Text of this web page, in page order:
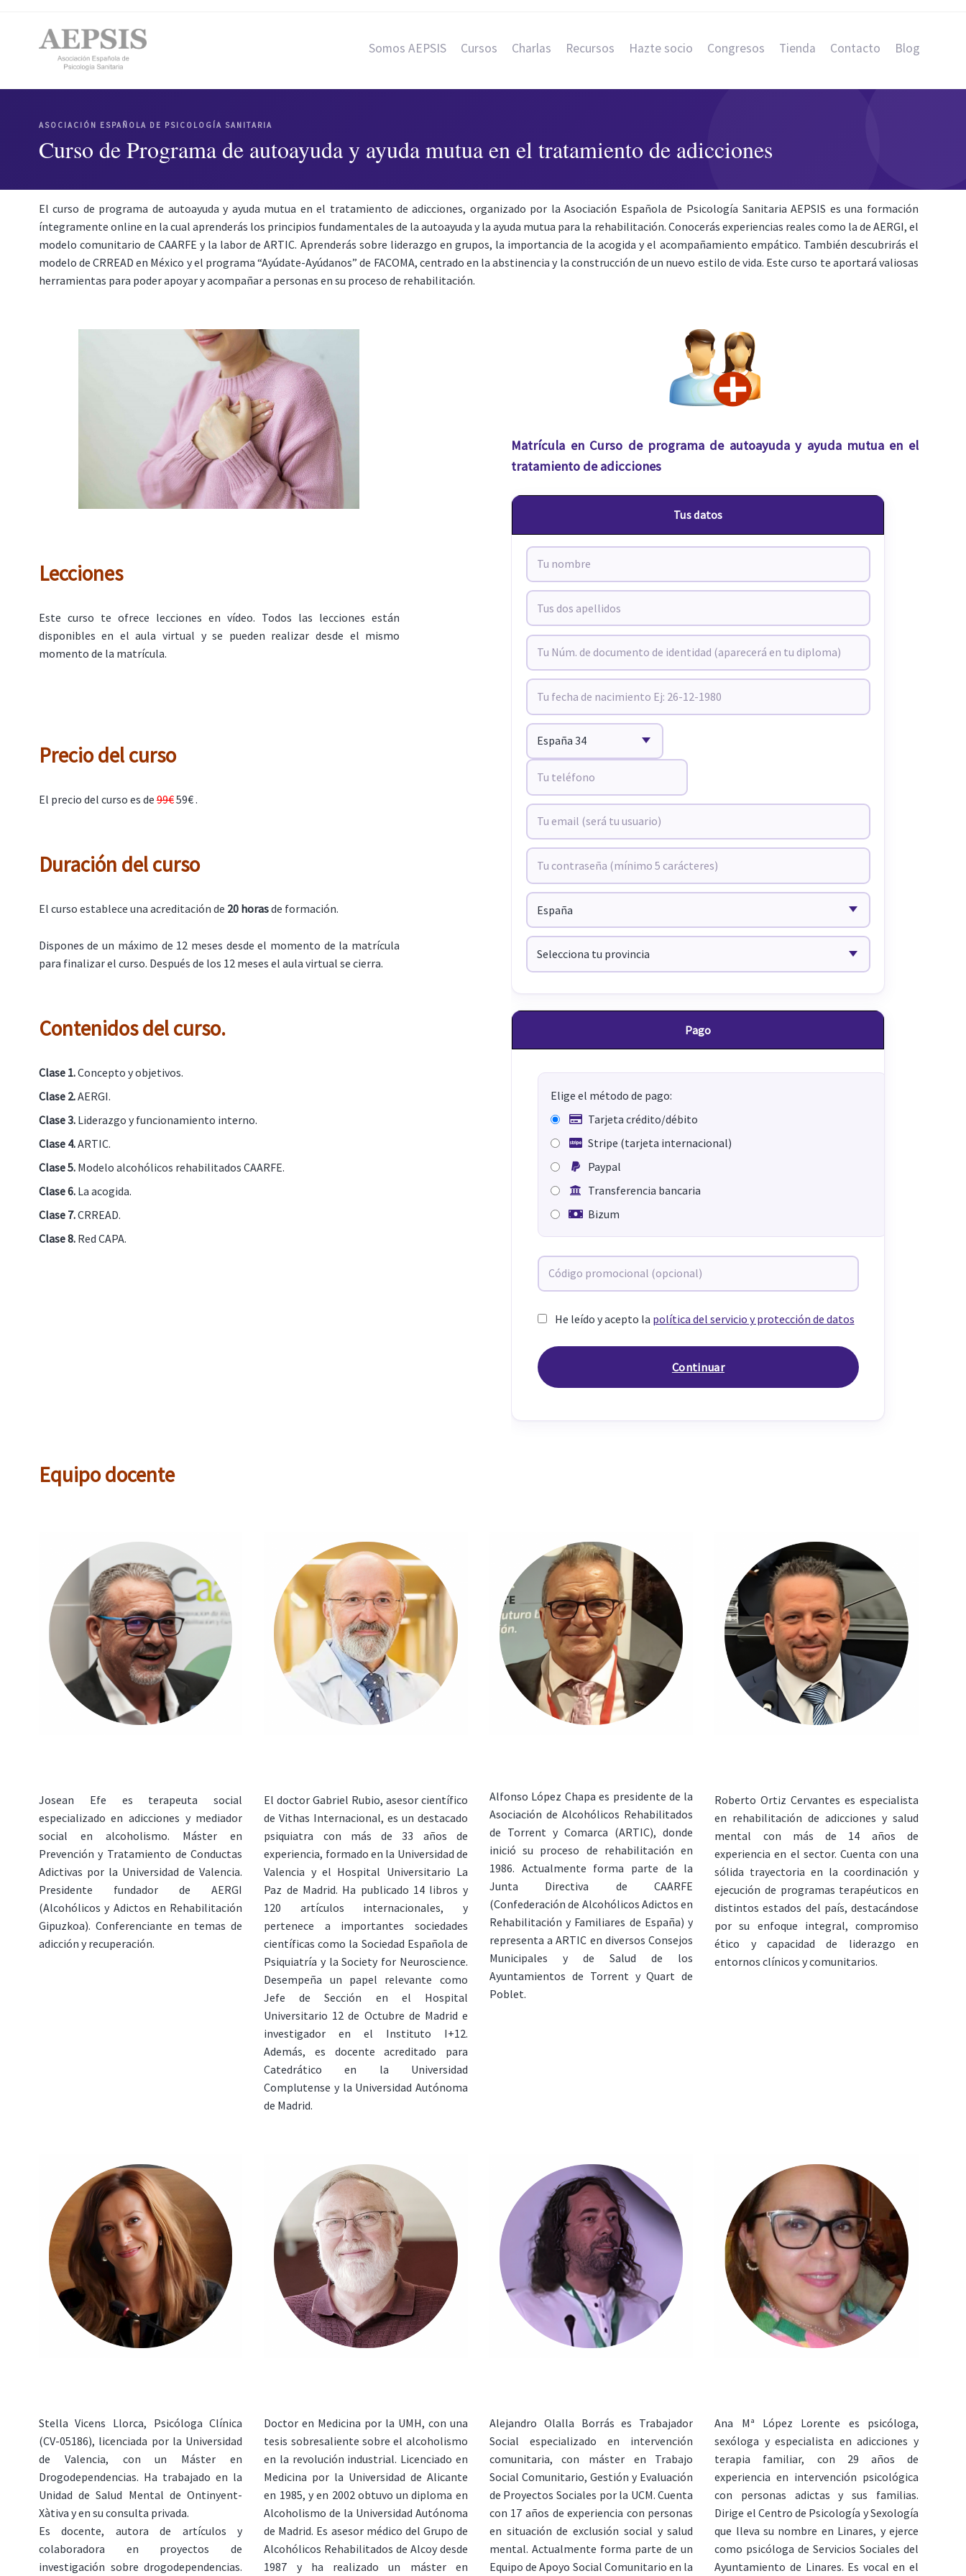
Somos AEPSIS Cursos Charlas Recursos Hazte socio Congresos Tienda Contacto Blog
ASOCIACIÓN ESPAÑOLA DE PSICOLOGÍA SANITARIA
Curso de Programa de autoayuda y ayuda mutua en el tratamiento de adicciones
El curso de programa de autoayuda y ayuda mutua en el tratamiento de adicciones, organizado por la Asociación Española de Psicología Sanitaria AEPSIS es una formación
íntegramente online en la cual aprenderás los principios fundamentales de la autoayuda y la ayuda mutua para la rehabilitación. Conocerás experiencias reales como la de AERGI, el
modelo comunitario de CAARFE y la labor de ARTIC. Aprenderás sobre liderazgo en grupos, la importancia de la acogida y el acompañamiento empático. También descubrirás el
modelo de CRREAD en México y el programa “Ayúdate-Ayúdanos” de FACOMA, centrado en la abstinencia y la construcción de un nuevo estilo de vida. Este curso te aportará valiosas
herramientas para poder apoyar y acompañar a personas en su proceso de rehabilitación.
Lecciones
Este curso te ofrece lecciones en vídeo. Todos las lecciones están
disponibles en el aula virtual y se pueden realizar desde el mismo
momento de la matrícula.
Precio del curso
El precio del curso es de99€59€ .
Duración del curso
El curso establece una acreditación de 20 horasde formación.
Dispones de un máximo de 12 meses desde el momento de la matrícula
para finalizar el curso. Después de los 12 meses el aula virtual se cierra.
Contenidos del curso.
Clase 1.Concepto y objetivos.
Clase 2.AERGI.
Clase 3. Liderazgo y funcionamiento interno.
Clase 4.ARTIC.
Clase 5.Modelo alcohólicos rehabilitados CAARFE.
Clase 6. La acogida.
Clase 7.CRREAD.
Clase 8. Red CAPA.
Matrícula en Curso de programa de autoayuda y ayuda mutua en el
tratamiento de adicciones
Tus datos
Pago
Elige el método de pago:
Tarjeta crédito/débito
Stripe (tarjeta internacional)
Paypal
Transferencia bancaria
Bizum
He leído y acepto la política del servicio y protección de datos
Equipo docente
Josean Efe es terapeuta social
especializado en adicciones y mediador
social en alcoholismo. Máster en
Prevención y Tratamiento de Conductas
Adictivas por la Universidad de Valencia.
Presidente fundador de AERGI
(Alcohólicos y Adictos en Rehabilitación
Gipuzkoa). Conferenciante en temas de
adicción y recuperación.
El doctor Gabriel Rubio, asesor científico
de Vithas Internacional, es un destacado
psiquiatra con más de 33 años de
experiencia, formado en la Universidad de
Valencia y el Hospital Universitario La
Paz de Madrid. Ha publicado 14 libros y
120 artículos internacionales, y
pertenece a importantes sociedades
científicas como la Sociedad Española de
Psiquiatría y la Society for Neuroscience.
Desempeña un papel relevante como
Jefe de Sección en el Hospital
Universitario 12 de Octubre de Madrid e
investigador en el Instituto I+12.
Además, es docente acreditado para
Catedrático en la Universidad
Complutense y la Universidad Autónoma
de Madrid.
Alfonso López Chapa es presidente de la
Asociación de Alcohólicos Rehabilitados
de Torrent y Comarca (ARTIC), donde
inició su proceso de rehabilitación en
1986. Actualmente forma parte de la
Junta Directiva de CAARFE
(Confederación de Alcohólicos Adictos en
Rehabilitación y Familiares de España) y
representa a ARTIC en diversos Consejos
Municipales y de Salud de los
Ayuntamientos de Torrent y Quart de
Poblet.
Roberto Ortiz Cervantes es especialista
en rehabilitación de adicciones y salud
mental con más de 14 años de
experiencia en el sector. Cuenta con una
sólida trayectoria en la coordinación y
ejecución de programas terapéuticos en
distintos estados del país, destacándose
por su enfoque integral, compromiso
ético y capacidad de liderazgo en
entornos clínicos y comunitarios.
Stella Vicens Llorca, Psicóloga Clínica
(CV-05186), licenciada por la Universidad
de Valencia, con un Máster en
Drogodependencias. Ha trabajado en la
Unidad de Salud Mental de Ontinyent-
Xàtiva y en su consulta privada.
Es docente, autora de artículos y
colaboradora en proyectos de
investigación sobre drogodependencias.
Doctor en Medicina por la UMH, con una
tesis sobresaliente sobre el alcoholismo
en la revolución industrial. Licenciado en
Medicina por la Universidad de Alicante
en 1985, y en 2002 obtuvo un diploma en
Alcoholismo de la Universidad Autónoma
de Madrid. Es asesor médico del Grupo de
Alcohólicos Rehabilitados de Alcoy desde
1987 y ha realizado un máster en
Alejandro Olalla Borrás es Trabajador
Social especializado en intervención
comunitaria, con máster en Trabajo
Social Comunitario, Gestión y Evaluación
de Proyectos Sociales por la UCM. Cuenta
con 17 años de experiencia con personas
en situación de exclusión social y salud
mental. Actualmente forma parte de un
Equipo de Apoyo Social Comunitario en la
Ana Mª López Lorente es psicóloga,
sexóloga y especialista en adicciones y
terapia familiar, con 29 años de
experiencia en intervención psicológica
con personas adictas y sus familias.
Dirige el Centro de Psicología y Sexología
que lleva su nombre en Linares, y ejerce
como psicóloga de Servicios Sociales del
Ayuntamiento de Linares. Es vocal en el